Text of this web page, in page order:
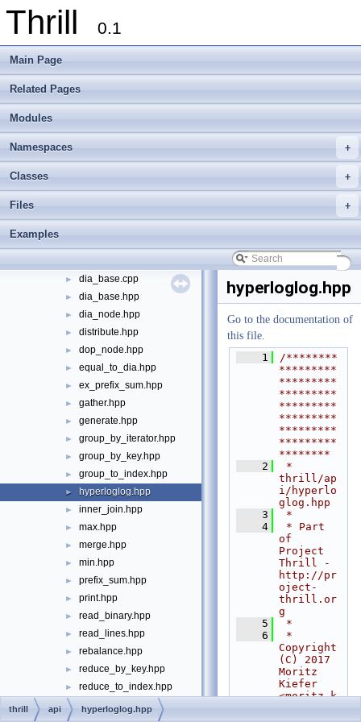
Thrill 0.1
Main Page
Related Pages
Modules
+
Namespaces
+
Classes
+
Files
Examples
examples
▼ thrill
▼
► all_gather.hpp
►
► concat.hpp
► dia_base.cpp
► dia_base.hpp
► dia_node.hpp
► distribute.hpp
► dop_node.hpp
► equal_to_dia.hpp
► ex_prefix_sum.hpp
► gather.hpp
► generate.hpp
► group_by_iterator.hpp
► group_by_key.hpp
► group_to_index.hpp
► hyperloglog.hpp
► inner_join.hpp
► max.hpp
► merge.hpp
► min.hpp
► prefix_sum.hpp
► print.hpp
► read_binary.hpp
► read_lines.hpp
► rebalance.hpp
► reduce_by_key.hpp
► reduce_to_index.hpp
► sample.hpp
hyperloglog.hpp
Go to the documentation of
this file.
    1
/********
*********
*********
*********
*********
*********
*********
*********
********
    2
*
thrill/ap
i/hyperlo
glog.hpp
    3
*
    4
* Part
of
Project
Thrill -
http://pr
oject-
thrill.or
g
    5
*
    6
*
Copyright
(C) 2017
Moritz
Kiefer
<moritz.k
thrill api hyperloglog.hpp